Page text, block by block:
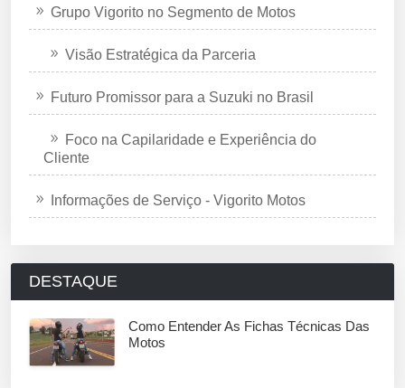
Grupo Vigorito no Segmento de Motos
Visão Estratégica da Parceria
Futuro Promissor para a Suzuki no Brasil
Foco na Capilaridade e Experiência do
Cliente
Informações de Serviço - Vigorito Motos
DESTAQUE
Como Entender As Fichas Técnicas Das
Motos